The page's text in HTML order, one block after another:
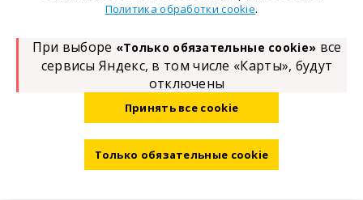
Политика обработки cookie.
При выборе «Только обязательные cookie» все
сервисы Яндекс, в том числе «Карты», будут
отключены
Принять все cookie
Только обязательные cookie